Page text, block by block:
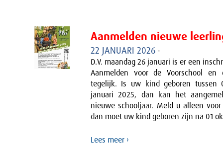
Aanmelden nieuwe
22 JANUARI 2026-
D.V. maandag 26 januari is er een
Aanmelden voor de Voorschool en
tegelijk. Is uw kind geboren tussen
januari 2025, dan kan het
nieuwe schooljaar. Meld u alleen
dan moet uw kind geboren zijn na 01
Lees meer ›